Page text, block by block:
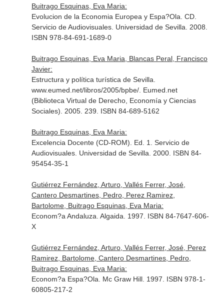
Buitrago Esquinas, Eva Maria:
Evolucion de la Economia Europea y Espa?Ola. CD.
Servicio de Audiovisuales. Universidad de Sevilla. 2008.
ISBN 978-84-691-1689-0
Buitrago Esquinas, Eva Maria, Blancas Peral, Francisco
Javier:
Estructura y política turística de Sevilla.
www.eumed.net/libros/2005/bpbe/. Eumed.net
(Biblioteca Virtual de Derecho, Economía y Ciencias
Sociales). 2005. 239. ISBN 84-689-5162
Buitrago Esquinas, Eva Maria:
Excelencia Docente (CD-ROM). Ed. 1. Servicio de
Audiovisuales. Universidad de Sevilla. 2000. ISBN 84-
95454-35-1
Gutiérrez Fernández, Arturo, Vallés Ferrer, José,
Cantero Desmartines, Pedro, Perez Ramirez,
Bartolome, Buitrago Esquinas, Eva Maria:
Econom?a Andaluza. Algaida. 1997. ISBN 84-7647-606-
X
Gutiérrez Fernández, Arturo, Vallés Ferrer, José, Perez
Ramirez, Bartolome, Cantero Desmartines, Pedro,
Buitrago Esquinas, Eva Maria:
Econom?a Espa?Ola. Mc Graw Hill. 1997. ISBN 978-1-
60805-217-2